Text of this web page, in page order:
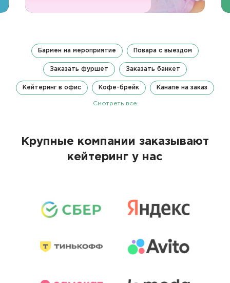
Бармен на мероприятие Повара с выездом
Заказать фуршет Заказать банкет
Кейтеринг в офис Кофе-брейк Канапе на заказ
Смотреть все
Крупные компании заказывают
кейтеринг у нас